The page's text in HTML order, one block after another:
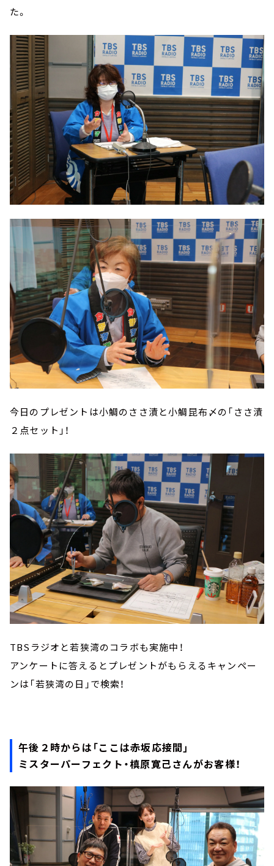
た。
今日のプレゼントは小鯛のささ漬と小鯛昆布〆の「ささ漬
２点セット」！
TBSラジオと若狭湾のコラボも実施中！
アンケートに答えるとプレゼントがもらえるキャンペー
ンは「若狭湾の日」で検索！
午後２時からは「ここは赤坂応接間」
ミスターパーフェクト・槙原寛己さんがお客様！